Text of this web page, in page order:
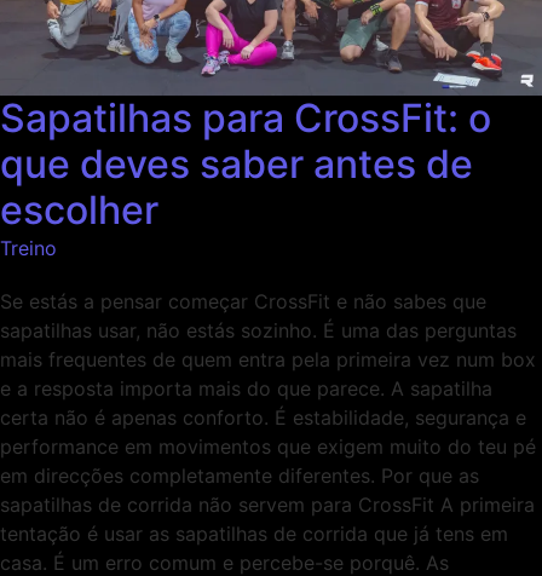
Sapatilhas para CrossFit: o
que deves saber antes de
escolher
Treino
Se estás a pensar começar CrossFit e não sabes que
sapatilhas usar, não estás sozinho. É uma das perguntas
mais frequentes de quem entra pela primeira vez num box
e a resposta importa mais do que parece. A sapatilha
certa não é apenas conforto. É estabilidade, segurança e
performance em movimentos que exigem muito do teu pé
em direcções completamente diferentes. Por que as
sapatilhas de corrida não servem para CrossFit A primeira
tentação é usar as sapatilhas de corrida que já tens em
casa. É um erro comum e percebe-se porquê. As